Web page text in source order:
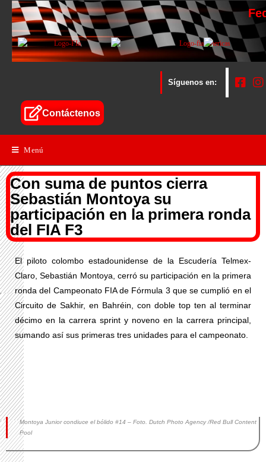
Síguenos en:
Contáctenos
Menú
Con suma de puntos cierra
Sebastián Montoya su
participación en la primera ronda
del FIA F3
El piloto colombo estadounidense de la Escudería Telmex-
Claro, Sebastián Montoya, cerró su participación en la primera
ronda del Campeonato FIA de Fórmula 3 que se cumplió en el
Circuito de Sakhir, en Bahréin, con doble top ten al terminar
décimo en la carrera sprint y noveno en la carrera principal,
sumando así sus primeras tres unidades para el campeonato.
Montoya Junior condiuce el bólido #14 – Foto. Dutch Photo Agency /Red Bull Content
Pool